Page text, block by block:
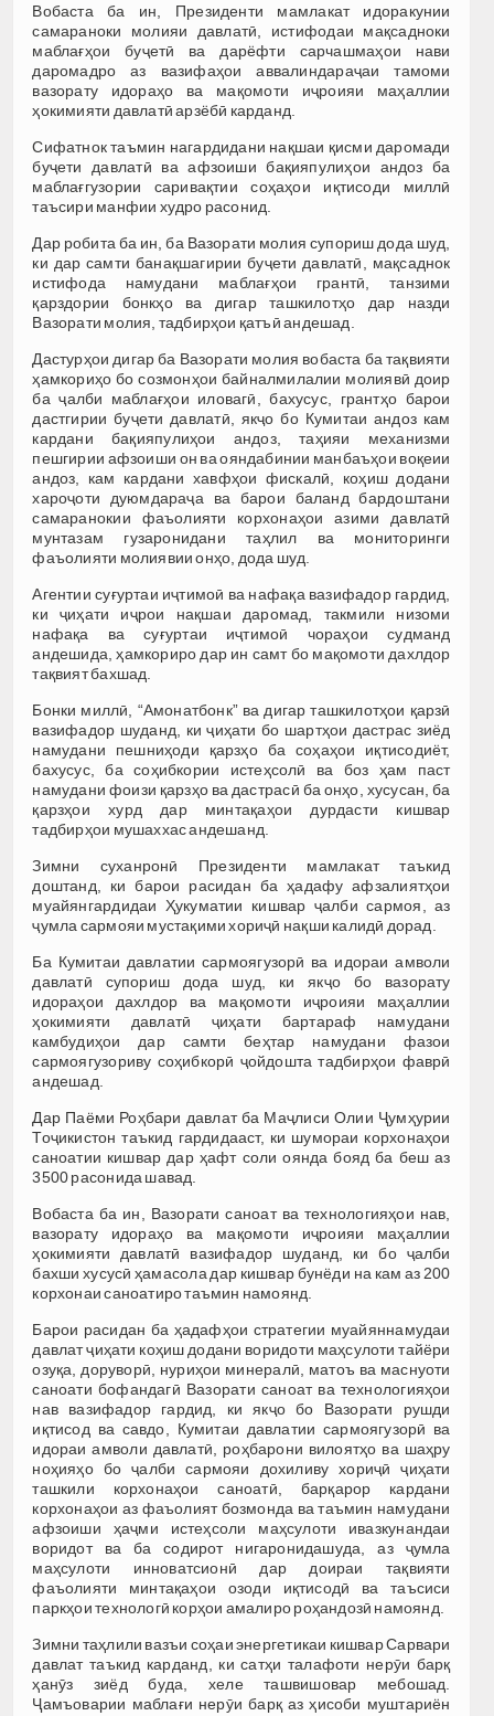
Вобаста ба ин, Президенти мамлакат идоракунии
самараноки молияи давлатӣ, истифодаи мақсадноки
маблағҳои буҷетӣ ва дарёфти сарчашмаҳои нави
даромадро аз вазифаҳои аввалиндараҷаи тамоми
вазорату идораҳо ва мақомоти иҷроияи маҳаллии
ҳокимияти давлатӣ арзёбӣ карданд.
Сифатнок таъмин нагардидани нақшаи қисми даромади
буҷети давлатӣ ва афзоиши бақияпулиҳои андоз ба
маблағгузории саривақтии соҳаҳои иқтисоди миллӣ
таъсири манфии худро расонид.
Дар робита ба ин, ба Вазорати молия супориш дода шуд,
ки дар самти банақшагирии буҷети давлатӣ, мақсаднок
истифода намудани маблағҳои грантӣ, танзими
қарздории бонкҳо ва дигар ташкилотҳо дар назди
Вазорати молия, тадбирҳои қатъӣ андешад.
Дастурҳои дигар ба Вазорати молия вобаста ба тақвияти
ҳамкориҳо бо созмонҳои байналмилалии молиявӣ доир
ба ҷалби маблағҳои иловагӣ, бахусус, грантҳо барои
дастгирии буҷети давлатӣ, якҷо бо Кумитаи андоз кам
кардани бақияпулиҳои андоз, таҳияи механизми
пешгирии афзоиши он ва ояндабинии манбаъҳои воқеии
андоз, кам кардани хавфҳои фискалӣ, коҳиш додани
хароҷоти дуюмдараҷа ва барои баланд бардоштани
самаранокии фаъолияти корхонаҳои азими давлатӣ
мунтазам гузаронидани таҳлил ва мониторинги
фаъолияти молиявии онҳо, дода шуд.
Агентии суғуртаи иҷтимоӣ ва нафақа вазифадор гардид,
ки ҷиҳати иҷрои нақшаи даромад, такмили низоми
нафақа ва суғуртаи иҷтимоӣ чораҳои судманд
андешида, ҳамкориро дар ин самт бо мақомоти дахлдор
тақвият бахшад.
Бонки миллӣ, “Амонатбонк” ва дигар ташкилотҳои қарзӣ
вазифадор шуданд, ки ҷиҳати бо шартҳои дастрас зиёд
намудани пешниҳоди қарзҳо ба соҳаҳои иқтисодиёт,
бахусус, ба соҳибкории истеҳсолӣ ва боз ҳам паст
намудани фоизи қарзҳо ва дастрасӣ ба онҳо, хусусан, ба
қарзҳои хурд дар минтақаҳои дурдасти кишвар
тадбирҳои мушаххас андешанд.
Зимни суханронӣ Президенти мамлакат таъкид
доштанд, ки барои расидан ба ҳадафу афзалиятҳои
муайянгардидаи Ҳукуматии кишвар ҷалби сармоя, аз
ҷумла сармояи мустақими хориҷӣ нақши калидӣ дорад.
Ба Кумитаи давлатии сармоягузорӣ ва идораи амволи
давлатӣ супориш дода шуд, ки якҷо бо вазорату
идораҳои дахлдор ва мақомоти иҷроияи маҳаллии
ҳокимияти давлатӣ ҷиҳати бартараф намудани
камбудиҳои дар самти беҳтар намудани фазои
сармоягузориву соҳибкорӣ ҷойдошта тадбирҳои фаврӣ
андешад.
Дар Паёми Роҳбари давлат ба Маҷлиси Олии Ҷумҳурии
Тоҷикистон таъкид гардидааст, ки шумораи корхонаҳои
саноатии кишвар дар ҳафт соли оянда бояд ба беш аз
3500 расонида шавад.
Вобаста ба ин, Вазорати саноат ва технологияҳои нав,
вазорату идораҳо ва мақомоти иҷроияи маҳаллии
ҳокимияти давлатӣ вазифадор шуданд, ки бо ҷалби
бахши хусусӣ ҳамасола дар кишвар бунёди на кам аз 200
корхонаи саноатиро таъмин намоянд.
Барои расидан ба ҳадафҳои стратегии муайяннамудаи
давлат ҷиҳати коҳиш додани воридоти маҳсулоти тайёри
озуқа, доруворӣ, нуриҳои минералӣ, матоъ ва маснуоти
саноати бофандагӣ Вазорати саноат ва технологияҳои
нав вазифадор гардид, ки якҷо бо Вазорати рушди
иқтисод ва савдо, Кумитаи давлатии сармоягузорӣ ва
идораи амволи давлатӣ, роҳбарони вилоятҳо ва шаҳру
ноҳияҳо бо ҷалби сармояи дохиливу хориҷӣ ҷиҳати
ташкили корхонаҳои саноатӣ, барқарор кардани
корхонаҳои аз фаъолият бозмонда ва таъмин намудани
афзоиши ҳаҷми истеҳсоли маҳсулоти ивазкунандаи
воридот ва ба содирот нигаронидашуда, аз ҷумла
маҳсулоти инноватсионӣ дар доираи тақвияти
фаъолияти минтақаҳои озоди иқтисодӣ ва таъсиси
паркҳои технологӣ корҳои амалиро роҳандозӣ намоянд.
Зимни таҳлили вазъи соҳаи энергетикаи кишвар Сарвари
давлат таъкид карданд, ки сатҳи талафоти нерӯи барқ
ҳанӯз зиёд буда, хеле ташвишовар мебошад.
Ҷамъоварии маблағи нерӯи барқ аз ҳисоби муштариён